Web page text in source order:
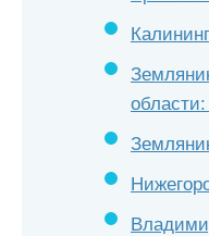
области: